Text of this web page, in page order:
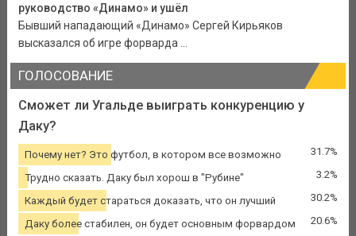
руководство «Динамо» и ушёл
Бывший нападающий «Динамо» Сергей Кирьяков
высказался об игре форварда ...
ГОЛОСОВАНИЕ
Сможет ли Угальде выиграть конкуренцию у
Даку?
Почему нет? Это футбол, в котором все возможно 31.7%
Трудно сказать. Даку был хорош в "Рубине" 3.2%
Каждый будет стараться доказать, что он лучший 30.2%
Даку более стабилен, он будет основным форвардом 20.6%